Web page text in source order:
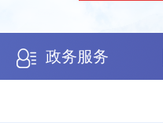
政务服务